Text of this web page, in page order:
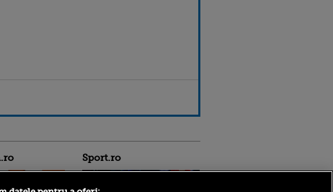
Sport.ro